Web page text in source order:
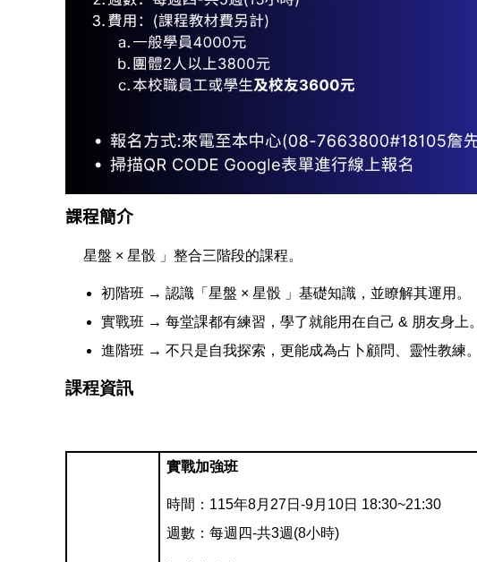
課程簡介
星盤 × 星骰 」整合三階段的課程。
初階班 → 認識「星盤 × 星骰 」基礎知識，並瞭解其運用。
實戰班 → 每堂課都有練習，學了就能用在自己 & 朋友身上。
進階班 → 不只是自我探索，更能成為占卜顧問、靈性教練。
課程資訊
實戰加強班
時間：115年8月27日-9月10日 18:30~21:30
週數：每週四-共3週(8小時)